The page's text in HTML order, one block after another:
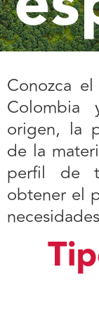
Conozca
origen, la
de la
perfil de
obtener el